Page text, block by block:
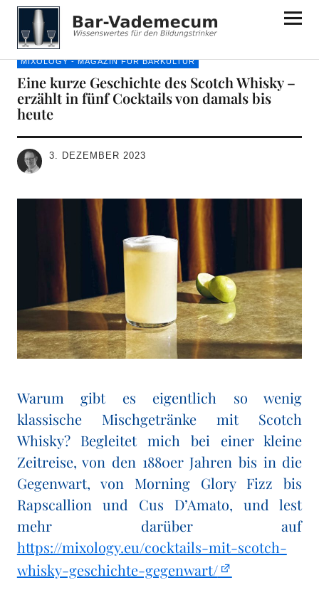
Bar-Vademecum
MIXOLOGY - MAGAZIN FÜR BARKULTUR
Eine kurze Geschichte des Scotch Whisky –
erzählt in fünf Cocktails von damals bis
heute
3. DEZEMBER 2023
Warum gibt es eigentlich so wenig
klassische Mischgetränke mit Scotch
Whisky? Begleitet mich bei einer kleine
Zeitreise, von den 1880er Jahren bis in die
Gegenwart, von Morning Glory Fizz bis
Rapscallion und Cus D’Amato, und lest
mehr darüber auf
https://mixology.eu/cocktails-mit-scotch-
whisky-geschichte-gegenwart/